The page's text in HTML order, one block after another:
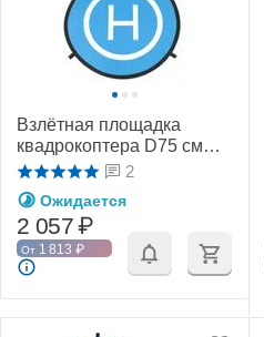
Взлётная площадка
квадрокоптера D75 см
(PGYTECH PGY-AC-308)
2
Ожидается
2 057₽
От 1 813 ₽